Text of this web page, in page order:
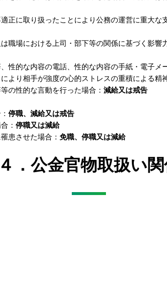
正に取り扱ったことにより公務の運営に重大な
職場における上司・部下等の関係に基づく影
性的な内容の電話、性的な内容の手紙・電子
より相手が強度の心的ストレスの重積による精
の性的な言動を行った場合： 減給又は戒告
停職、減給又は戒告
： 停職又は減給
患させた場合： 免職、停職又は減給
４．公金官物取扱い